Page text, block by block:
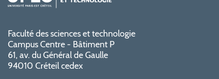
Faculté des sciences et technologie
Campus Centre - Bâtiment P
61, av. du Général de Gaulle
94010 Créteil cedex